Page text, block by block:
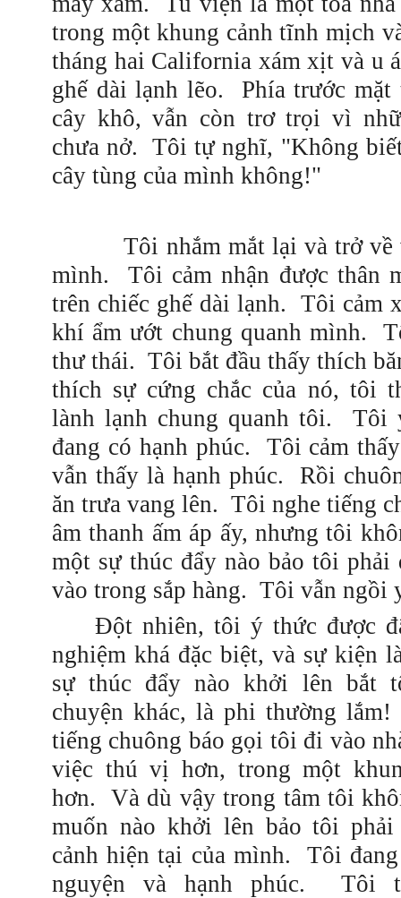
trong một khung cảnh tĩnh mịch
tháng hai California xám xịt và u
ghế dài lạnh lẽo. Phía trước
cây khô, vẫn còn trơ trọi vì
chưa nở.
Tôi tự nghĩ, "Không
cây tùng của mình không!"
Tôi nhắm mắt lại và trở
mình.
Tôi cảm nhận được thân
trên chiếc ghế dài lạnh. Tôi cảm
khí ẩm ướt chung quanh mình.
thưthái. Tôi bắt đầu thấy thích
thích sự cứng chắc của nó, tôi
lành lạnh chung quanh tôi. Tôi
đang có hạnh phúc.
Tôi cảm
vẫn thấy là hạnh phúc. Rồi
ăn trưa vang lên. Tôi nghe tiếng
âm thanh ấm áp ấy, nhưng tôi
một sự thúc đẩy nào bảo tôi phải
vào trong sắp hàng. Tôi vẫn ngồi
Đột nhiên, tôi ý thức được
nghiệm khá đặc biệt, và sự kiện
sự thúc đẩy nào khởi lên bắt
chuyện khác, là phi thường
tiếng chuông báo gọi tôi đi vào
việc thú vị hơn, trong một
hơn.
Và dù vậy trong tâm tôi
muốn nào khởi lên bảo tôi
cảnh hiện tại của mình.
Tôi
nguyện và hạnh phúc.
Tôi